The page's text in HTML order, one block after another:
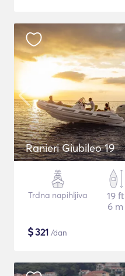
Ranieri Giubileo 19
Trdna napihljiva
19 ft
6 m
$321 /dan